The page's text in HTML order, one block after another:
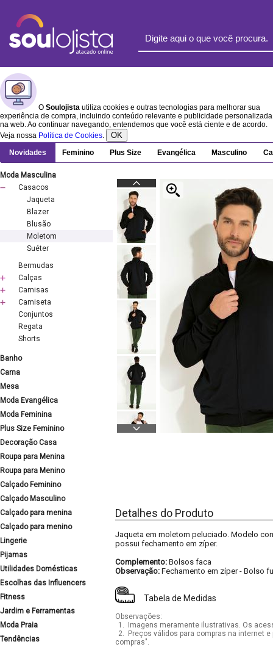
O Soulojista utiliza cookies e outras tecnologias para melhorar sua
experiência de compra, incluindo conteúdo relevante e publicidade personalizada
na web. Ao continuar navegando, entendemos que você está ciente e de acordo.
Veja nossa Política de Cookies. OK
Novidades Feminino Plus Size Evangélica Masculino
Moda Masculina
Casacos
Jaqueta
Blazer
Blusão
Moletom
Suéter
Bermudas
Calças
Camisas
Camiseta
Conjuntos
Regata
Shorts
Banho
Cama
Mesa
Moda Evangélica
Moda Feminina
Plus Size Feminino
Decoração Casa
Roupa para Menina
Roupa para Menino
Calçado Feminino
Calçado Masculino
Calçado para menina
Calçado para menino
Lingerie
Pijamas
Utilidades Domésticas
Escolhas das Influencers
Fitness
Jardim e Ferramentas
Moda Praia
Tendências
Detalhes do Produto
Jaqueta em moletom peluciado. Modelo
possui fechamento em zíper.
Complemento: Bolsos faca
Observação: Fechamento em zíper- Bolso
Tabela de Medidas
Observações:
1.
Imagens meramente ilustrativas. Os
2.
Preços válidos para compras na internet
compras".